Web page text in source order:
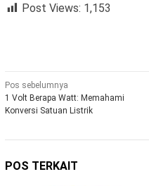
Post Views: 1,153
Navigasi
pos
Pos sebelumnya
1 Volt Berapa Watt: Memahami
Konversi Satuan Listrik
POS TERKAIT